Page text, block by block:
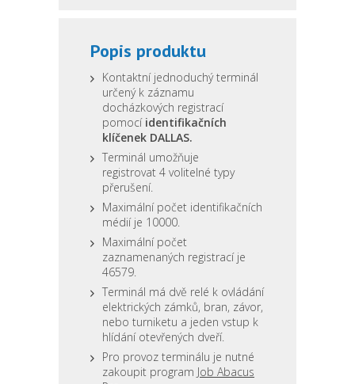
Popis produktu
Kontaktní jednoduchý terminál
určený k záznamu
docházkových registrací
pomocí identifikačních
klíčenek DALLAS.
Terminál umožňuje
registrovat 4 volitelné typy
přerušení.
Maximální počet identifikačních
médií je 10000.
Maximální počet
zaznamenaných registrací je
46579.
Terminál má dvě relé k ovládání
elektrických zámků, bran, závor,
nebo turniketu a jeden vstup k
hlídání otevřených dveří.
Pro provoz terminálu je nutné
zakoupit program Job Abacus